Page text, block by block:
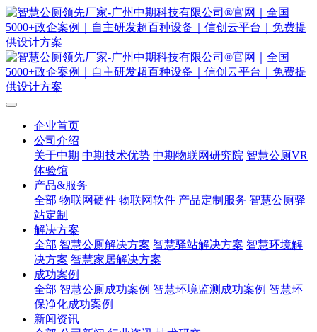
企业首页
公司介绍
关于中期 中期技术优势 中期物联网研究院 智慧公厕VR
体验馆
产品&服务
全部 物联网硬件 物联网软件 产品定制服务 智慧公厕驿
站定制
解决方案
全部 智慧公厕解决方案 智慧驿站解决方案 智慧环境解
决方案 智慧家居解决方案
成功案例
全部 智慧公厕成功案例 智慧环境监测成功案例 智慧环
保净化成功案例
新闻资讯